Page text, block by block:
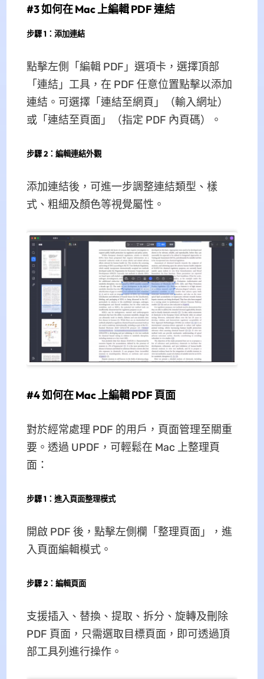
#3 如何在 Mac 上編輯 PDF 連結
步驟 1：添加連結
點擊左側「編輯 PDF」選項卡，選擇頂部
「連結」工具，在 PDF 任意位置點擊以添加
連結。可選擇「連結至網頁」（輸入網址）
或「連結至頁面」（指定 PDF 內頁碼）。
步驟 2：編輯連結外觀
添加連結後，可進一步調整連結類型、樣
式、粗細及顏色等視覺屬性。
#4 如何在 Mac 上編輯 PDF 頁面
對於經常處理 PDF 的用戶，頁面管理至關重
要。透過 UPDF，可輕鬆在 Mac 上整理頁
面：
步驟 1：進入頁面整理模式
開啟 PDF 後，點擊左側欄「整理頁面」，進
入頁面編輯模式。
步驟 2：編輯頁面
支援插入、替換、提取、拆分、旋轉及刪除
PDF 頁面，只需選取目標頁面，即可透過頂
部工具列進行操作。